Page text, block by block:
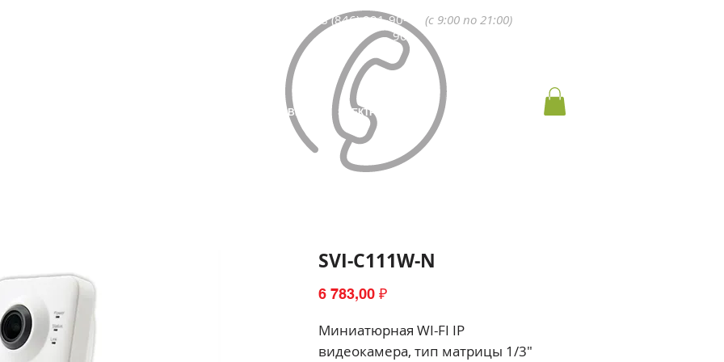
8 (846) 991-90-
90
(с 9:00 по 21:00)
МОНТАЖ И УСТАНОВКА ЭЛЕКТРОМОНТАЖ
SVI-C111W-N
6 783,00 ₽Цена
Миниатюрная WI-FI IP
видеокамера, тип матрицы 1/3"